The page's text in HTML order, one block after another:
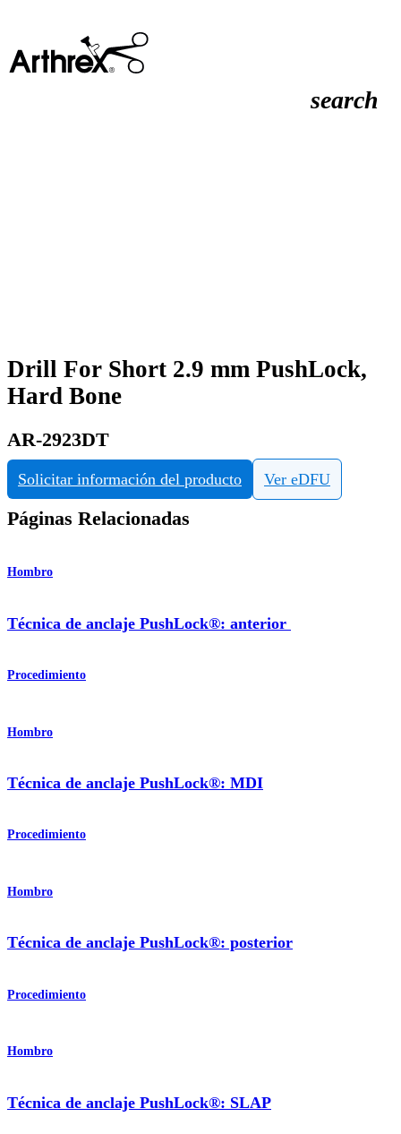
search
Drill For Short 2.9 mm PushLock,
Hard Bone
AR-2923DT
Solicitar información del producto Ver eDFU
Páginas Relacionadas
Hombro
Técnica de anclaje PushLock®: anterior
Procedimiento
Hombro
Técnica de anclaje PushLock®: MDI
Procedimiento
Hombro
Técnica de anclaje PushLock®: posterior
Procedimiento
Hombro
Técnica de anclaje PushLock®: SLAP